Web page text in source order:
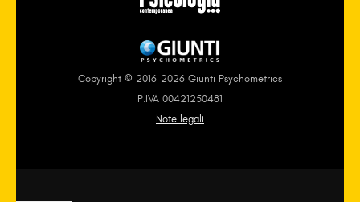
Copyright © 2016-2026 Giunti Psychometrics
P.IVA 00421250481
Note legali